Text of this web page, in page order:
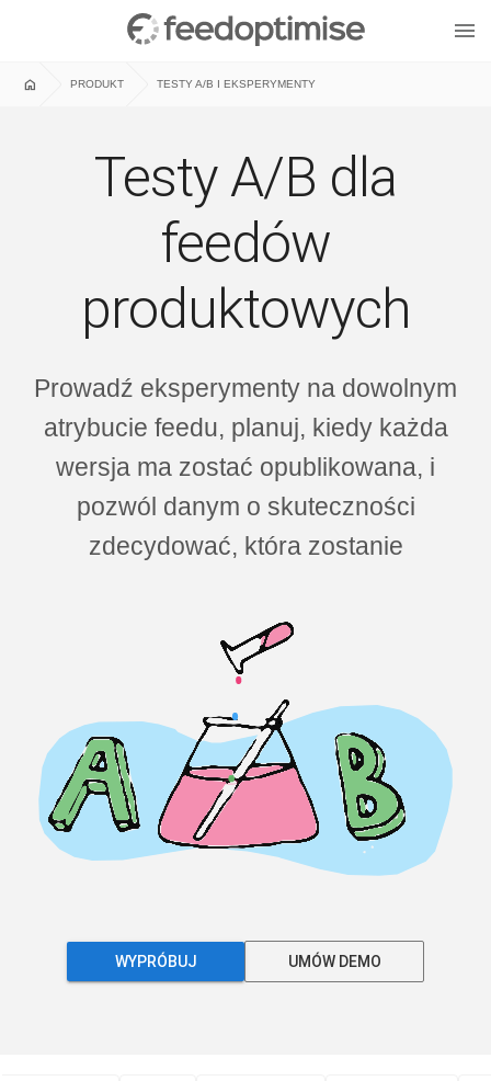
menu
home PRODUKT TESTY A/B I EKSPERYMENTY
Testy A/B dla
feedów
produktowych
Prowadź eksperymenty na dowolnym
atrybucie feedu, planuj, kiedy każda
wersja ma zostać opublikowana, i
pozwól danym o skuteczności
zdecydować, która zostanie
WYPRÓBUJ UMÓW DEMO